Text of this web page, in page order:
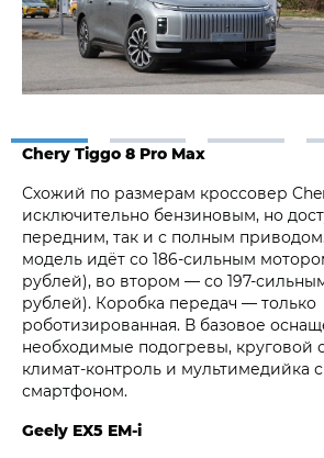
Chery Tiggo 8 Pro Max
Схожий по размерам кроссовер
исключительно бензиновым, но
передним, так и с полным
модель идёт со 186-сильным
рублей), во втором — со 197-
рублей). Коробка передач — только
роботизированная. В базовое
необходимые подогревы, круговой
климат-контроль и мультимедийка
смартфоном.
Geely EX5 EM-i